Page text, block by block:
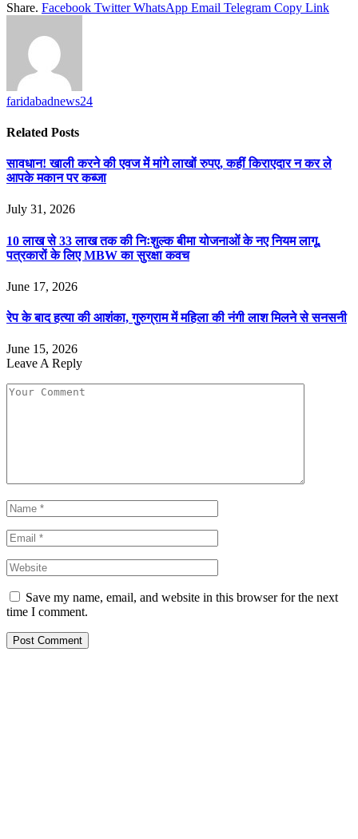
Share. Facebook Twitter WhatsApp Email Telegram Copy Link
faridabadnews24
Related Posts
सावधान! खाली करने की एवज में मांगे लाखों रुपए, कहीं किराएदार न कर ले
आपके मकान पर कब्जा
July 31, 2026
10 लाख से 33 लाख तक की निःशुल्क बीमा योजनाओं के नए नियम लागू,
पत्रकारों के लिए MBW का सुरक्षा कवच
June 17, 2026
रेप के बाद हत्या की आशंका, गुरुग्राम में महिला की नंगी लाश मिलने से सनसनी
June 15, 2026
Leave A Reply
Save my name, email, and website in this browser for the next
time I comment.